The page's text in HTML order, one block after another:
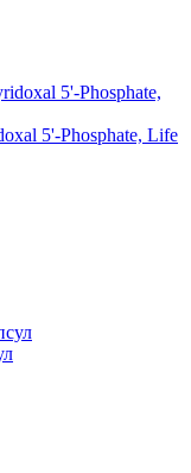
5'-Phosphate, Life